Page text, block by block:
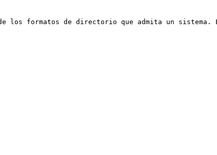
los formatos de directorio que admita un sistema.